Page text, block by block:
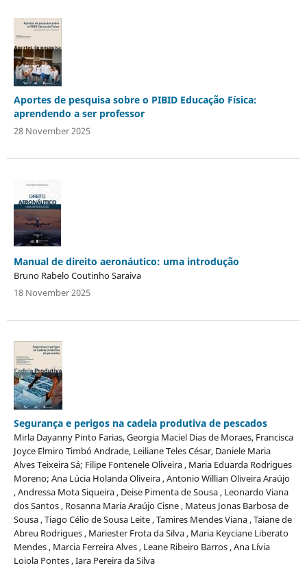
Aportes de pesquisa sobre o PIBID Educação Física:
aprendendo a ser professor
28 November 2025
Manual de direito aeronáutico: uma introdução
Bruno Rabelo Coutinho Saraiva
18 November 2025
Segurança e perigos na cadeia produtiva de pescados
Mirla Dayanny Pinto Farias, Georgia Maciel Dias de Moraes, Francisca
Joyce Elmiro Timbó Andrade, Leiliane Teles César, Daniele Maria
Alves Teixeira Sá; Filipe Fontenele Oliveira , Maria Eduarda Rodrigues
Moreno; Ana Lúcia Holanda Oliveira , Antonio Willian Oliveira Araújo
, Andressa Mota Siqueira , Deise Pimenta de Sousa , Leonardo Viana
dos Santos , Rosanna Maria Araújo Cisne , Mateus Jonas Barbosa de
Sousa , Tiago Célio de Sousa Leite , Tamires Mendes Viana , Taiane de
Abreu Rodrigues , Mariester Frota da Silva , Maria Keyciane Liberato
Mendes , Marcia Ferreira Alves , Leane Ribeiro Barros , Ana Lívia
Loiola Pontes , Iara Pereira da Silva